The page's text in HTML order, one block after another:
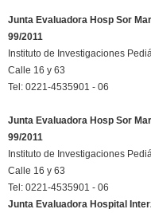
Junta Evaluadora Hosp Sor
99/2011
Instituto de Investigaciones
Calle 16 y 63
Tel: 0221-4535901 - 06
Junta Evaluadora Hosp Sor
99/2011
Instituto de Investigaciones
Calle 16 y 63
Tel: 0221-4535901 - 06
Junta Evaluadora Hospital